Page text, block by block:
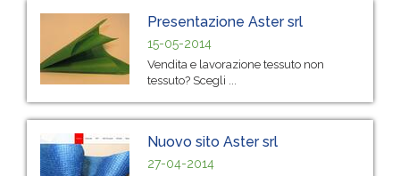
Presentazione Aster srl
15-05-2014
Vendita e lavorazione tessuto non
tessuto? Scegli ...
Nuovo sito Aster srl
27-04-2014